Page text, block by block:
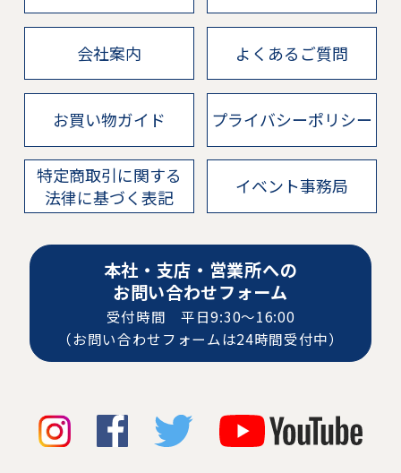
会社案内 よくあるご質問
お買い物ガイド プライバシーポリシー
特定商取引に関する
法律に基づく表記
イベント事務局
本社・支店・営業所への
お問い合わせフォーム
受付時間 平日9:30〜16:00
（お問い合わせフォームは24時間受付中）